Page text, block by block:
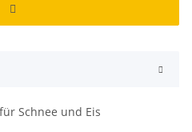
Schnee und Eis